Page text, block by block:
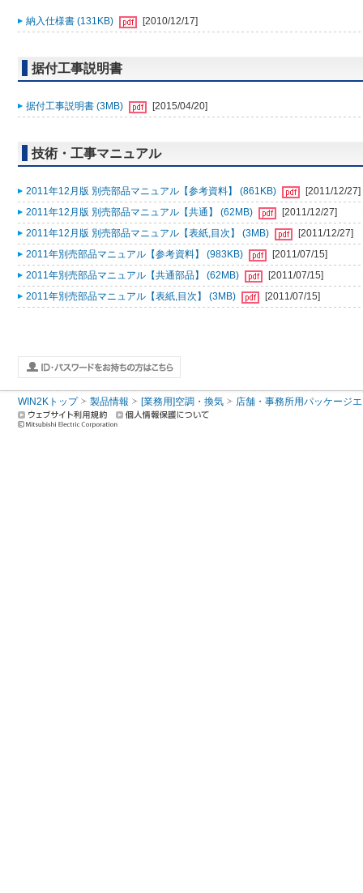
納入仕様書 (131KB) [2010/12/17]
据付工事説明書
据付工事説明書 (3MB) [2015/04/20]
技術・工事マニュアル
2011年12月版 別売部品マニュアル【参考資料】 (861KB)
[2011/12/27]
2011年12月版 別売部品マニュアル【共通】 (62MB)
[2011/12/27]
2011年12月版 別売部品マニュアル【表紙,目次】 (3MB)
[2011/12/27]
2011年別売部品マニュアル【参考資料】 (983KB)
[2011/07/15]
2011年別売部品マニュアル【共通部品】 (62MB)
[2011/07/15]
2011年別売部品マニュアル【表紙,目次】 (3MB)
[2011/07/15]
WIN2Kトップ 製品情報 [業務用]空調・換気 店舗・事務所用パッケージ